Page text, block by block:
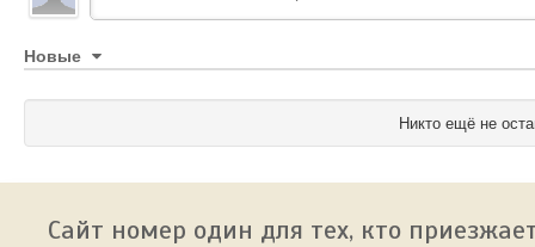
Новые
Никто ещё не
Сайт номер один для тех, кто